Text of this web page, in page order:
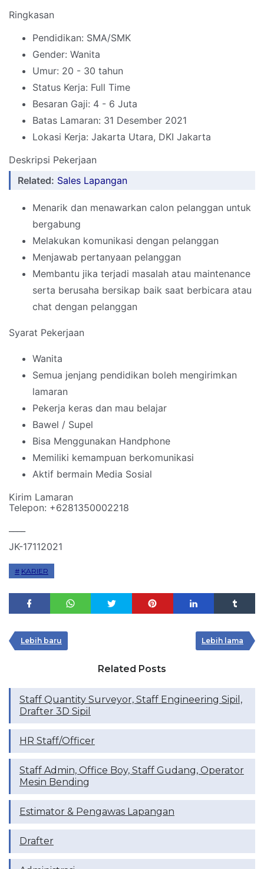
Ringkasan
Pendidikan: SMA/SMK
Gender: Wanita
Umur: 20 - 30 tahun
Status Kerja: Full Time
Besaran Gaji: 4 - 6 Juta
Batas Lamaran: 31 Desember 2021
Lokasi Kerja: Jakarta Utara, DKI Jakarta
Deskripsi Pekerjaan
Related: Sales Lapangan
Menarik dan menawarkan calon pelanggan untuk
bergabung
Melakukan komunikasi dengan pelanggan
Menjawab pertanyaan pelanggan
Membantu jika terjadi masalah atau maintenance
serta berusaha bersikap baik saat berbicara atau
chat dengan pelanggan
Syarat Pekerjaan
Wanita
Semua jenjang pendidikan boleh mengirimkan
lamaran
Pekerja keras dan mau belajar
Bawel / Supel
Bisa Menggunakan Handphone
Memiliki kemampuan berkomunikasi
Aktif bermain Media Sosial
Kirim Lamaran
Telepon: +6281350002218
JK-17112021
KARIER
Lebih baru Lebih lama
Related Posts
Staff Quantity Surveyor, ⁠Staff Engineering Sipil,
⁠Drafter 3D Sipil
HR Staff/Officer
Staff Admin, Office Boy, Staff Gudang, Operator
Mesin Bending
Estimator & Pengawas Lapangan
Drafter